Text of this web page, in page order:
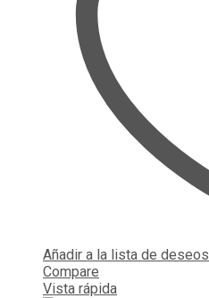
Añadir a la lista de deseos
Compare
Vista rápida